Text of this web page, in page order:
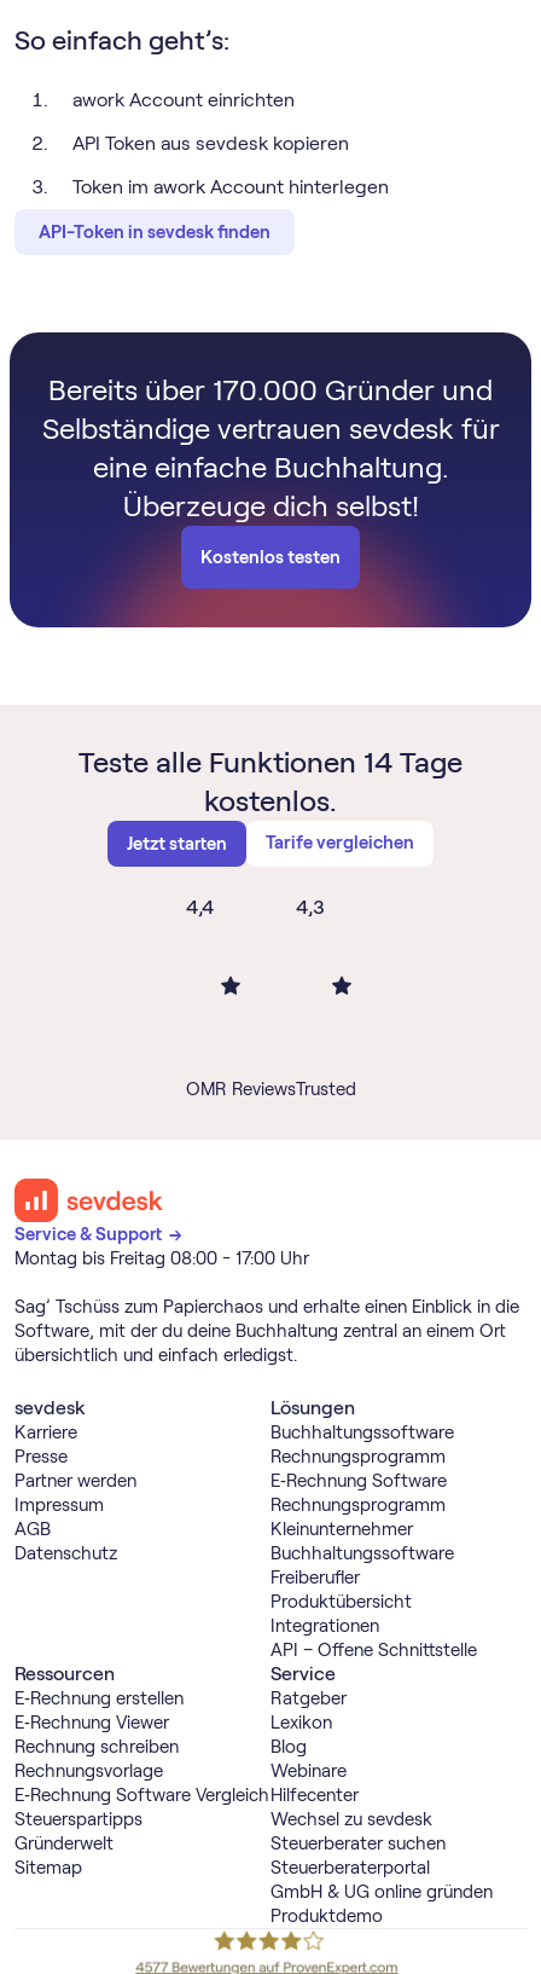
So einfach geht’s:
awork Account einrichten
API Token aus sevdesk kopieren
Token im awork Account hinterlegen
API-Token in sevdesk finden
Bereits über 170.000 Gründer und
Selbständige vertrauen sevdesk für
eine einfache Buchhaltung.
Überzeuge dich selbst!
Kostenlos testen
Teste alle Funktionen 14 Tage
kostenlos.
Jetzt starten Tarife vergleichen
4,4
OMR Reviews
4,3
Trusted
Service & Support →
Montag bis Freitag 08:00 - 17:00 Uhr
Sag’ Tschüss zum Papierchaos und erhalte einen Einblick in die
Software, mit der du deine Buchhaltung zentral an einem Ort
übersichtlich und einfach erledigst.
sevdesk
Karriere
Presse
Partner werden
Impressum
AGB
Datenschutz
Lösungen
Buch­haltungs­software
Rechnungs­programm
E‑Rechnung Software
Rechnungs­programm
Kleinunternehmer
Buch­haltungs­software
Freiberufler
Produktübersicht
Integrationen
API – Offene Schnittstelle
Ressourcen
E‑Rechnung erstellen
E‑Rechnung Viewer
Rechnung schreiben
Rechnungsvorlage
E‑Rechnung Software Vergleich
Steuerspartipps
Gründerwelt
Sitemap
Service
Ratgeber
Lexikon
Blog
Webinare
Hilfecenter
Wechsel zu sevdesk
Steuerberater suchen
Steuerberaterportal
GmbH & UG online gründen
Produktdemo